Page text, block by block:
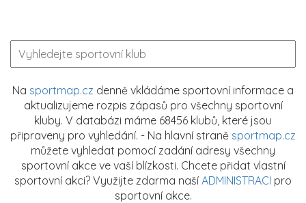
Na sportmap.cz denně vkládáme sportovní informace a
aktualizujeme rozpis zápasů pro všechny sportovní
kluby. V databázi máme 68456 klubů, které jsou
připraveny pro vyhledání. - Na hlavní straně sportmap.cz
můžete vyhledat pomocí zadání adresy všechny
sportovní akce ve vaší blízkosti. Chcete přidat vlastní
sportovní akci? Využijte zdarma naší ADMINISTRACI pro
sportovní akce.